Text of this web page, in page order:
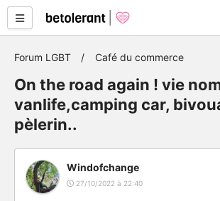
Forum LGBT Café du commerce
On the road again ! vie
vanlife,camping car,
pèlerin..
Windofchange
27/10/2022 à 22:40